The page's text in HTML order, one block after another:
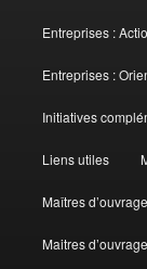
Entreprises :
Entreprises :
Initiatives
Liens utiles
Maîtres
Maitres